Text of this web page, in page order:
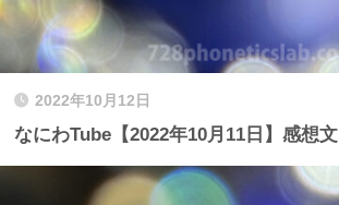
2022年10月12日
なにわTube【2022年10月11日】感想文